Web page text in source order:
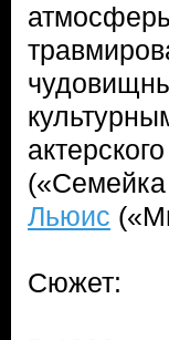
Льюис
Сюжет: